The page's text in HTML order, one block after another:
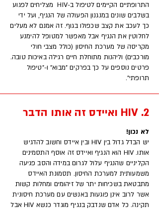
התרופתיים הקיימים לטיפול ב-HIV מצליחים לפגוע
בשלבים שונים במנגנון הפעולה של הנגיף, ועל ידי
כך לעכב את קצב שכפולו בגוף. זה אמנם לא מעלים
לחלוטין את הנגיף אבל מאפשר למטופל להימנע
מקריסה של מערכת החיסון (כולל מצבי חולי
מורכבים) וליהנות מתוחלת חיים רגילה באיכות טובה.
פרטים נוספים על כך בפרקים "מבוא" ו-"טיפול
תרופתי".
2. HIV ואיידס זה אותו הדבר
לא נכון!
יש הבדל גדול בין HIV ובין איידס וחשוב להדגיש
אותו. HIV הוא הנגיף ואיידס זה אוסף התסמינים
הקליניים שהנגיף עלול לגרום במידה והסב פגיעה
משמעותית למערכת החיסון. תסמונת האיידס
מתבטאת בשכיחות יתר של זיהומים ומחלות קשות
אשר לרוב אינן פוגעות באנשים עם מערכת חיסונית
תקינה. כל אדם שנדבק בנגיף מוגדר כנשא HIV אבל